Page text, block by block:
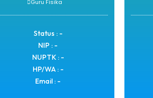
Guru Fisika
Status : -
NIP : -
NUPTK : -
HP/WA : -
Email : -